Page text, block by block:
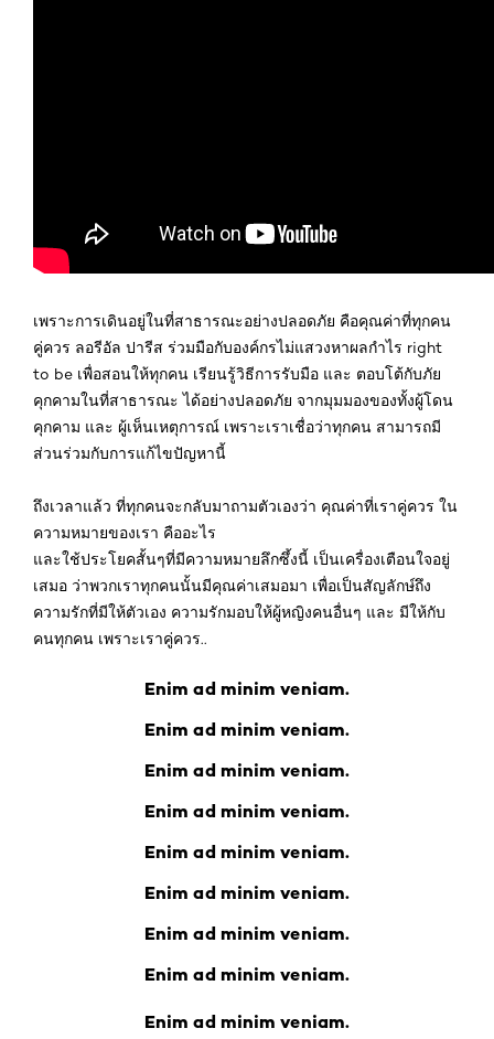
เพราะการเดินอยู่ในที่สาธารณะอย่างปลอดภัย คือคุณค่าที่ทุกคน
คู่ควร ลอรีอัล ปารีส ร่วมมือกับองค์กรไม่แสวงหาผลกำไร right
to be เพื่อสอนให้ทุกคน เรียนรู้วิธีการรับมือ และ ตอบโต้กับภัย
คุกคามในที่สาธารณะ ได้อย่างปลอดภัย จากมุมมองของทั้งผู้โดน
คุกคาม และ ผู้เห็นเหตุการณ์ เพราะเราเชื่อว่าทุกคน สามารถมี
ส่วนร่วมกับการแก้ไขปัญหานี้
ถึงเวลาแล้ว ที่ทุกคนจะกลับมาถามตัวเองว่า คุณค่าที่เราคู่ควร ใน
ความหมายของเรา คืออะไร
และใช้ประโยคสั้นๆที่มีความหมายลึกซึ้งนี้ เป็นเครื่องเตือนใจอยู่
เสมอ ว่าพวกเราทุกคนนั้นมีคุณค่าเสมอมา เพื่อเป็นสัญลักษ์ถึง
ความรักที่มีให้ตัวเอง ความรักมอบให้ผู้หญิงคนอื่นๆ และ มีให้กับ
คนทุกคน เพราะเราคู่ควร..
Enim ad minim veniam.
Enim ad minim veniam.
Enim ad minim veniam.
Enim ad minim veniam.
Enim ad minim veniam.
Enim ad minim veniam.
Enim ad minim veniam.
Enim ad minim veniam.
Enim ad minim veniam.